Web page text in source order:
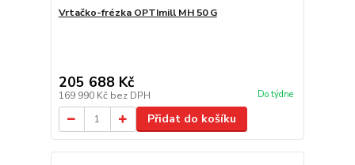
Vrtačko-frézka OPTImill MH 50 G
205 688 Kč
169 990 Kč bez DPH Do týdne
Přidat do košíku